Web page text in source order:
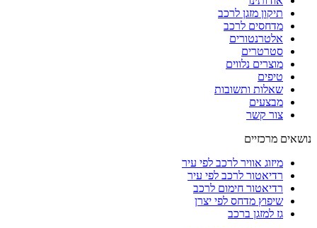
תיקון מזגן לרכב
מדחסים לרכב
אלטרנטורים
סטרטרים
מוצרים נלווים
טיפים
שאלות ותשובות
מבצעים
צור קשר
נושאים מרכזיים
מיזוג אוויר לרכב לפי עיר
רדיאטור לרכב לפי עיר
רדיאטור חימום לרכב
שיפוץ מדחס לפי יצרן
גז למזגן ברכב